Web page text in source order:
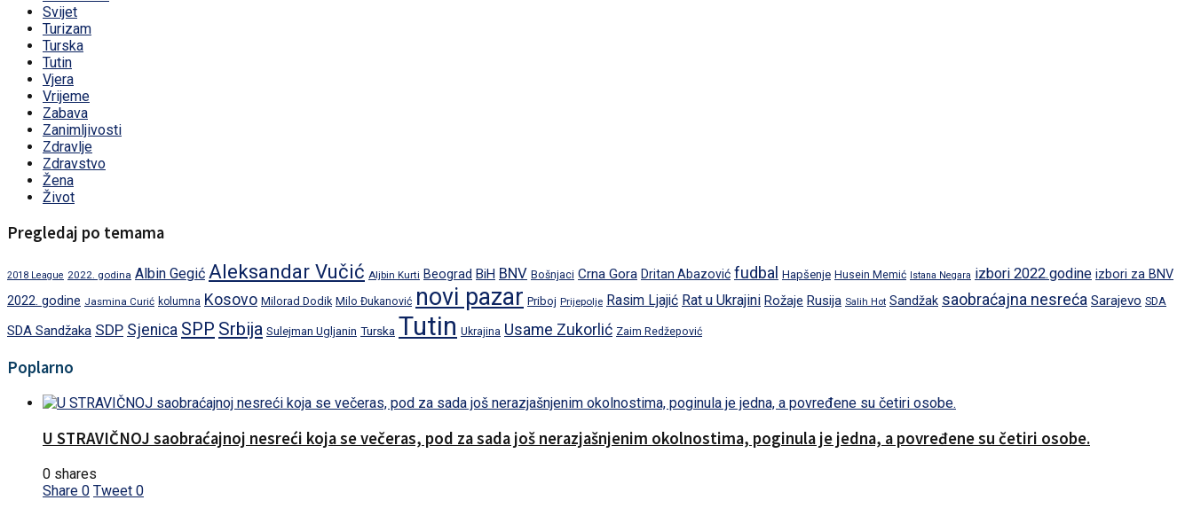
Svijet
Turizam
Turska
Tutin
Vjera
Vrijeme
Zabava
Zanimljivosti
Zdravlje
Zdravstvo
Žena
Život
Pregledaj po temama
2018 League 2022. godina Albin Gegić Aleksandar Vučić Aljbin Kurti Beograd BiH BNV Bošnjaci Crna Gora Dritan Abazović fudbal Hapšenje Husein Memić Istana Negara izbori 2022.godine izbori za BNV
2022. godine Jasmina Curić kolumna Kosovo Milorad Dodik Milo Đukanović novi pazar Priboj Prijepolje Rasim Ljajić Rat u Ukrajini Rožaje Rusija Salih Hot Sandžak saobraćajna nesreća Sarajevo SDA
SDA Sandžaka SDP Sjenica SPP Srbija Sulejman Ugljanin Turska Tutin Ukrajina Usame Zukorlić Zaim Redžepović
Poplarno
U STRAVIČNOJ saobraćajnoj nesreći koja se večeras, pod za sada još nerazjašnjenim okolnostima, poginula je jedna, a povređene su četiri osobe.
0 shares
Share 0 Tweet 0